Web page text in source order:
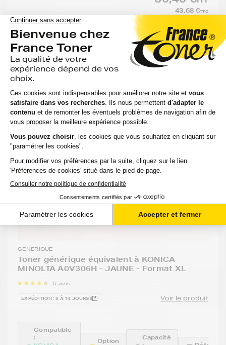
43,68 €TTC
- +
Ajouter au panier
GENERIQUE
Toner générique équivalent à KONICA
MINOLTA A0V306H - JAUNE - Format XL
5 avis
EXPÉDITION : 6 À 14 JOURS Voir le produit
Compatible
:
Option
Capacité